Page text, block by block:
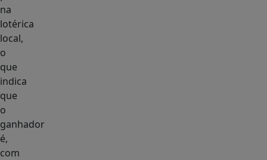
na
lotérica
local,
o
que
indica
que
o
ganhador
é,
com